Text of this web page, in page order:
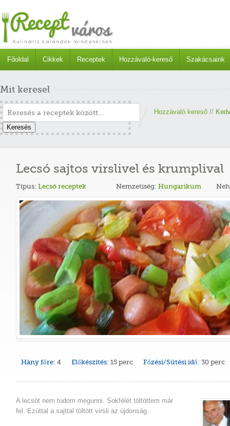
Főoldal Cikkek Receptek Hozzávaló-kereső Szakácsaink
Mit keresel
Keresés
Hozzávaló kereső //
Lecsó sajtos virslivel és krumplival
Típus: Lecsó receptek Nemzetiség: Hungarikum
Hány főre: 4 Előkészítés: 15 perc Főzési/Sütési idő: 30 perc
A lecsót nem tudom megunni. Sokfélét töltöttem már
fel. Ezúttal a sajttal töltött virsli az újdonság.